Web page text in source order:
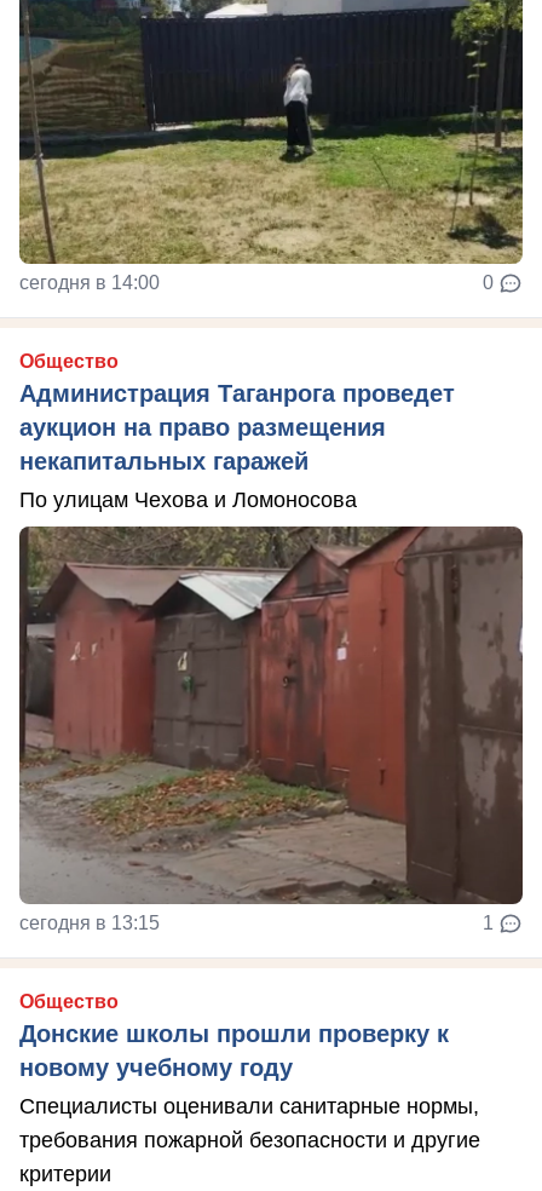
сегодня в 14:00 0
Общество
Администрация Таганрога проведет
аукцион на право размещения
некапитальных гаражей
По улицам Чехова и Ломоносова
сегодня в 13:15 1
Общество
Донские школы прошли проверку к
новому учебному году
Специалисты оценивали санитарные нормы,
требования пожарной безопасности и другие
критерии